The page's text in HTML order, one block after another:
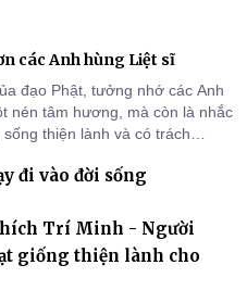
các Anh hùng Liệt sĩ
đạo Phật, tưởng nhớ các Anh
nén tâm hương, mà còn là nhắc
thiện lành và có trách
đi vào đời sống
Trí Minh - Người
giống thiện lành cho